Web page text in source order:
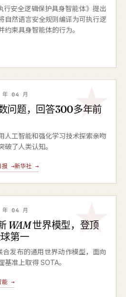
行安全逻辑保护具身智能体》提出
然语言安全规则编译为可执行逻
约束具身智能体的行为。
年 04 月
问题，回答300多年前
人工智能和强化学习技术探索亲吻
破了人类认知。
报 →新华社 →
年 04 月
WAM世界模型，登顶
第一
发布的通用世界动作模型，面向
准上取得 SOTA。
能 →